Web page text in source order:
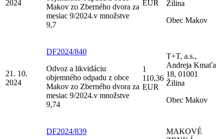
2024
Makov zo Zberného dvora za
mesiac 9/2024.v množstve
9,7
EUR
Žilina
Obec Makov
21. 10.
2024
DF2024/840
Odvoz a likvidáciu
objemného odpadu z obce
Makov zo Zberného dvora za
mesiac 9/2024.v množstve
9,74
1
110,36
EUR
T+T, a.s.,
Andreja Kmaťa
18, 01001
Žilina
Obec Makov
DF2024/839
MAKOVÉ